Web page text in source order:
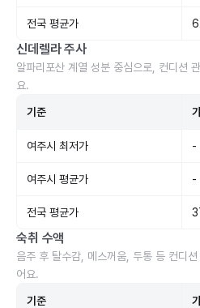
전국 평균가
신데렐라 주사
알파리포산 계열 성분 중심으로, 컨디션
요.
기준
여주시 최저가 -
여주시 평균가 -
전국 평균가
숙취 수액
음주 후 탈수감, 메스꺼움, 두통 등 컨디
어요.
기준